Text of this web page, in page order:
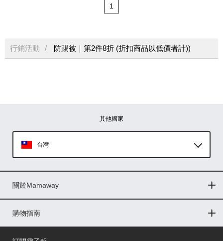
1
行銷活動 防踢被｜第2件8折 (折扣商品以低價者計))
其他國家
台灣
印尼
菲律賓
馬來西亞
關於Mamaway
門市據點
最新消息
品牌故事
人力招募
媒體花絮
隱私權聲明
CSR企業社會責任
購物指南
購物常見問題
退換貨問題
儲值金使用條款
購買儲值金
發票問題
會員權益
線上留言
吸乳器-免費體驗